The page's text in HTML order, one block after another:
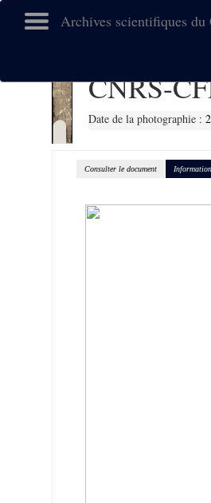
Archives scientifiques
CNRS-
Date de la photographie :
Consulter le document